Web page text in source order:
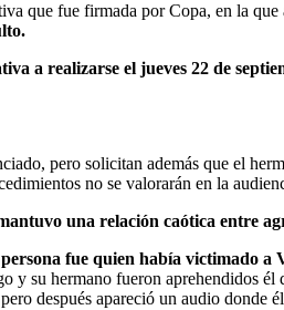
que fue firmada por Copa, en la
a realizarse el jueves 22 de
pero solicitan además que el
no se valorarán en la
una relación caótica entre
fue quien había victimado
y su hermano fueron aprehendidos
después apareció un audio donde